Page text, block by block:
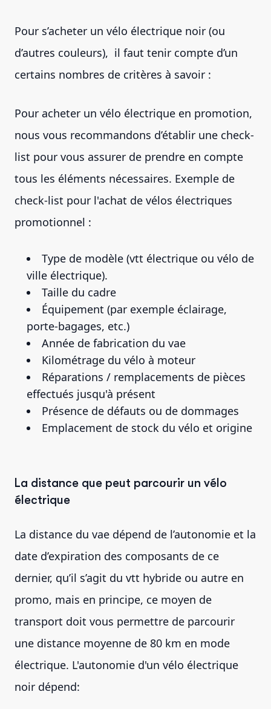
Pour s’acheter un vélo électrique noir (ou
d’autres couleurs), il faut tenir compte d’un
certains nombres de critères à savoir :
Pour acheter un vélo électrique en promotion,
nous vous recommandons d’établir une check-
list pour vous assurer de prendre en compte
tous les éléments nécessaires. Exemple de
check-list pour l'achat de vélos électriques
promotionnel :
Type de modèle (vtt électrique ou vélo de
ville électrique).
Taille du cadre
Équipement (par exemple éclairage,
porte-bagages, etc.)
Année de fabrication du vae
Kilométrage du vélo à moteur
Réparations / remplacements de pièces
effectués jusqu'à présent
Présence de défauts ou de dommages
Emplacement de stock du vélo et origine
La distance que peut parcourir un vélo
électrique
La distance du vae dépend de l’autonomie et la
date d’expiration des composants de ce
dernier, qu’il s’agit du vtt hybride ou autre en
promo, mais en principe, ce moyen de
transport doit vous permettre de parcourir
une distance moyenne de 80 km en mode
électrique. L'autonomie d'un vélo électrique
noir dépend: